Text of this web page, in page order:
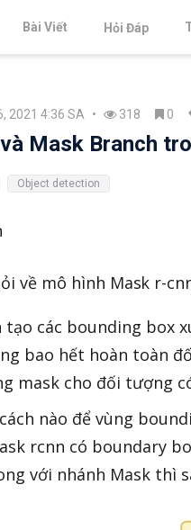
Bài Viết Hỏi Đáp
2021 4:36 SA • 318 0
Mask Branch
Object detection
về mô hình Mask r-
tạo các bounding box
bao hết hoàn toàn
mask cho đối tượng
nào để vùng
rcnn có boundary
với nhánh Mask thì